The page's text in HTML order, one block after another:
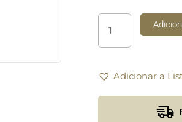
Porcelana
Azure
Lux
AlegreAdicionar a